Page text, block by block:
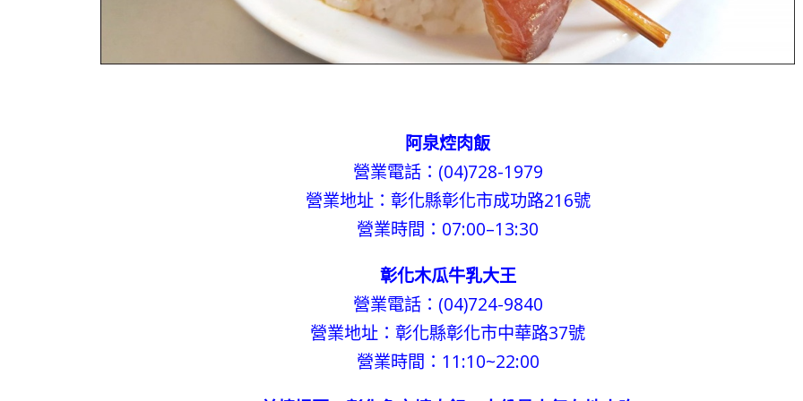
阿泉焢肉飯
營業電話：(04)728-1979
營業地址：彰化縣彰化市成功路216號
營業時間：07:00–13:30
彰化木瓜牛乳大王
營業電話：(04)724-9840
營業地址：彰化縣彰化市中華路37號
營業時間：11:10~22:00